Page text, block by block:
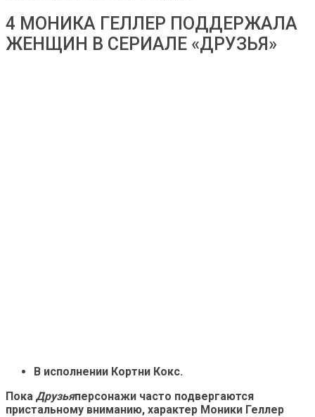
4 МОНИКА ГЕЛЛЕР ПОДДЕРЖАЛА
ЖЕНЩИН В СЕРИАЛЕ «ДРУЗЬЯ»
В исполнении Кортни Кокс.
Пока Друзьяперсонажи часто подвергаются
пристальному вниманию, характер Моники Геллер